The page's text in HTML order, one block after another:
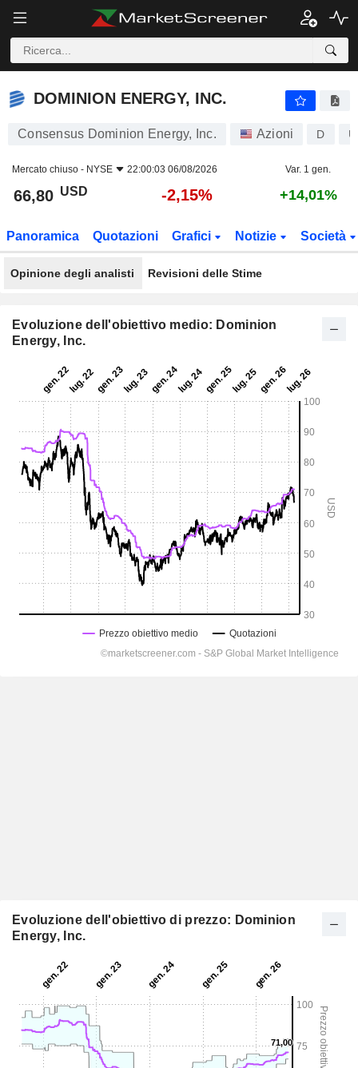
DOMINION ENERGY, INC.
DOMINION ENERGY, INC.
Consensus Dominion Energy, Inc. Azioni D
Mercato chiuso - NYSE 22:00:03 06/08/2026 Var. 1 gen.
66,80 USD -2,15% +14,01%
Panoramica Quotazioni Grafici Notizie Società
Opinione degli analisti Revisioni delle Stime
Evoluzione dell'obiettivo medio: Dominion
Energy, Inc.
Evoluzione dell'obiettivo di prezzo: Dominion
Energy, Inc.